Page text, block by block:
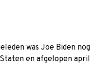
was Joe Biden nog
en afgelopen april